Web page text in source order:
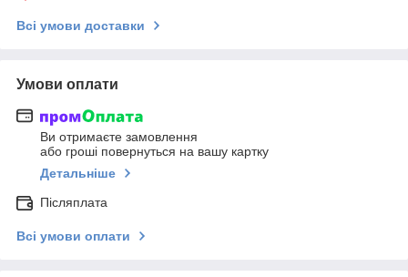
Всі умови доставки
Умови оплати
Ви отримаєте замовлення
або гроші повернуться на вашу картку
Детальніше
Післяплата
Всі умови оплати